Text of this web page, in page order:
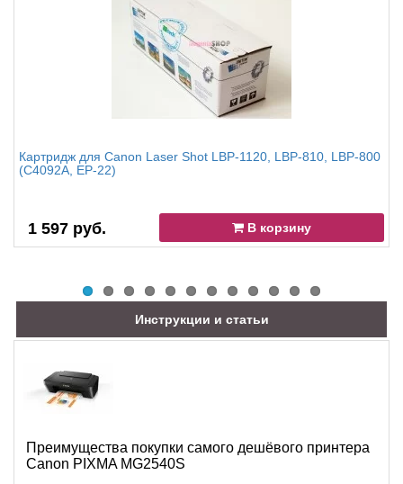
Картридж для Canon Laser Shot LBP-1120, LBP-810, LBP-800
(C4092A, EP-22)
1 597 руб. В корзину
Инструкции и статьи
Преимущества покупки самого дешёвого принтера
Canon PIXMA MG2540S